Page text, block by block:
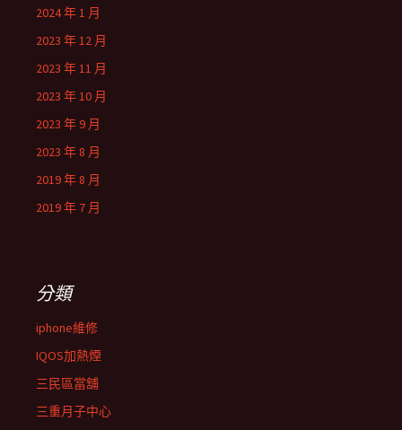
2024 年 1 月
2023 年 12 月
2023 年 11 月
2023 年 10 月
2023 年 9 月
2023 年 8 月
2019 年 8 月
2019 年 7 月
分類
iphone維修
IQOS加熱煙
三民區當舖
三重月子中心